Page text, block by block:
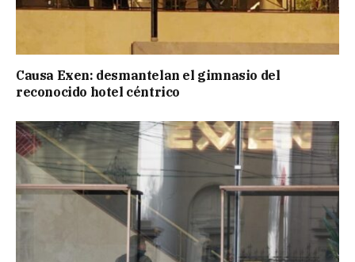
Causa Exen: desmantelan el gimnasio del
reconocido hotel céntrico